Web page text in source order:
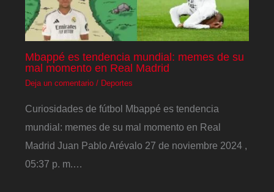
Mbappé es tendencia mundial: memes de su
mal momento en Real Madrid
Deja un comentario / Deportes
Curiosidades de fútbol Mbappé es tendencia
mundial: memes de su mal momento en Real
Madrid Juan Pablo Arévalo 27 de noviembre 2024 ,
05:37 p. m.…